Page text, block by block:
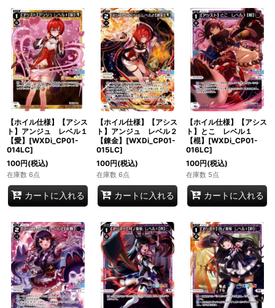
【ホイル仕様】【アシス
ト】アンジュ レベル１
【愛】[WXDi_CP01-
014LC]
100円(税込)
在庫数 6点
カートに入れる
【ホイル仕様】【アシス
ト】アンジュ レベル２
【錬金】[WXDi_CP01-
015LC]
100円(税込)
在庫数 6点
カートに入れる
【ホイル仕様】【アシス
ト】とこ レベル１
【棍】[WXDi_CP01-
016LC]
100円(税込)
在庫数 5点
カートに入れる